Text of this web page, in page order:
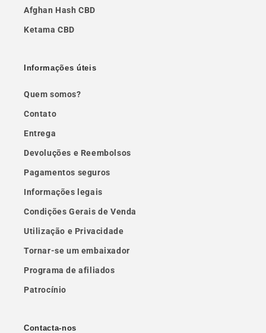
Afghan Hash CBD
Ketama CBD
Informações úteis
Quem somos?
Contato
Entrega
Devoluções e Reembolsos
Pagamentos seguros
Informações legais
Condições Gerais de Venda
Utilização e Privacidade
Tornar-se um embaixador
Programa de afiliados
Patrocínio
Contacta-nos